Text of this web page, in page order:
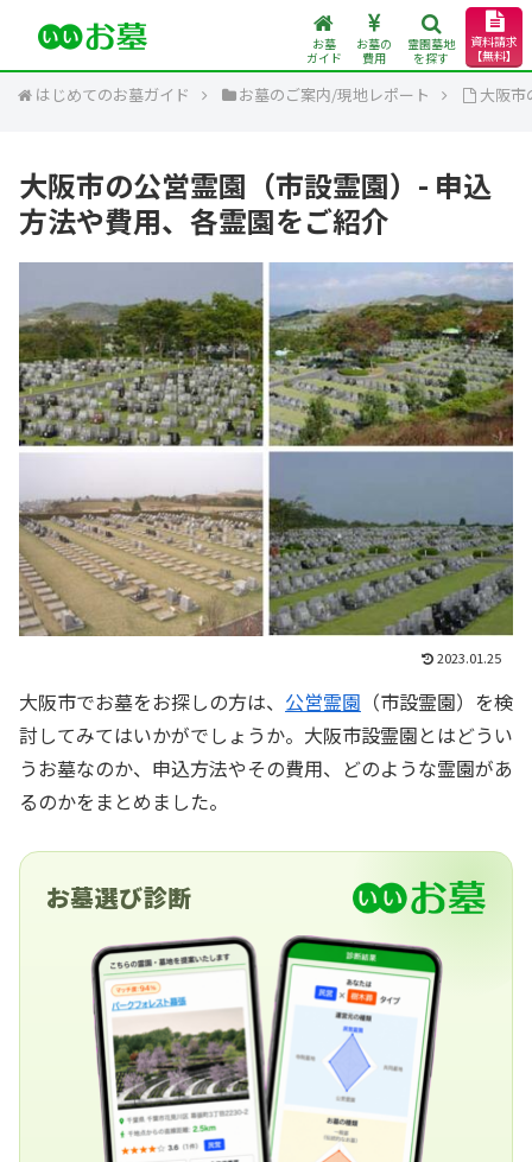
お墓
ガイド
お墓の
費用
霊園墓地
を探す
資料請求
【無料】
はじめてのお墓ガイド お墓のご案内/現地レポート 大阪市
大阪市の公営霊園（市設霊園）- 申込
方法や費用、各霊園をご紹介
2023.01.25
大阪市でお墓をお探しの方は、 公営霊園 （市設霊園）を検
討してみてはいかがでしょうか。大阪市設霊園とはどうい
うお墓なのか、申込方法やその費用、どのような霊園があ
るのかをまとめました。
お墓選び診断